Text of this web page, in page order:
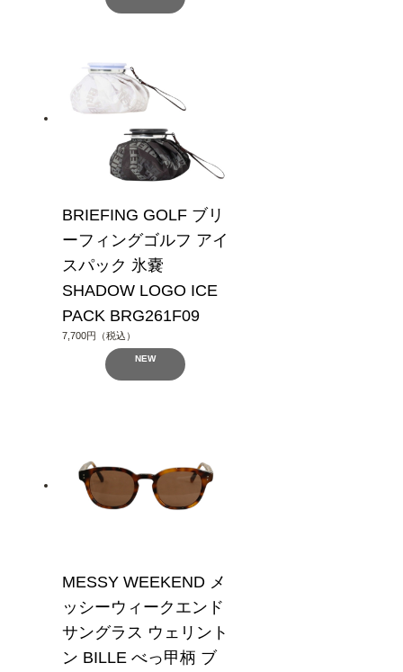
BRIEFING GOLF ブリ
ーフィングゴルフ アイ
スパック 氷嚢
SHADOW LOGO ICE
PACK BRG261F09
7,700円（税込）
NEW
MESSY WEEKEND メ
ッシーウィークエンド
サングラス ウェリント
ン BILLE べっ甲柄 ブ